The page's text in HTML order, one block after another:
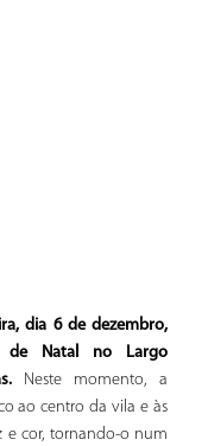
dia 6 de dezembro,
de Natal no Largo
Neste momento, a
ao centro da vila e às
e cor, tornando-o num